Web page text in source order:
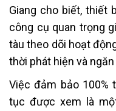
Giang cho biết, thiết
công cụ quan trọng
tàu theo dõi hoạt
thời phát hiện và
Việc đảm bảo 100%
tục được xem là